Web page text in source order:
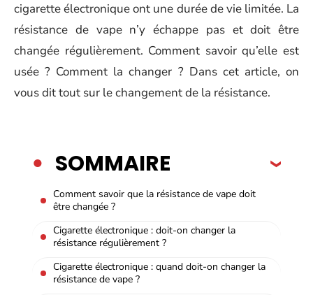
cigarette électronique ont une durée de vie limitée. La
résistance de vape n’y échappe pas et doit être
changée régulièrement. Comment savoir qu’elle est
usée ? Comment la changer ? Dans cet article, on
vous dit tout sur le changement de la résistance.
SOMMAIRE
Comment savoir que la résistance de vape doit
être changée ?
Cigarette électronique : doit-on changer la
résistance régulièrement ?
Cigarette électronique : quand doit-on changer la
résistance de vape ?